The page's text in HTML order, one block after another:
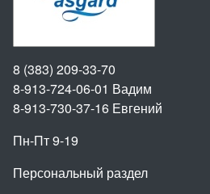
8 (383) 209-33-70
8-913-724-06-01 Вадим
8-913-730-37-16 Евгений
Пн-Пт 9-19
Персональный раздел